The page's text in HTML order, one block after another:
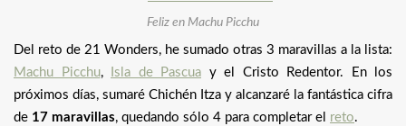
Feliz en Machu Picchu
Del reto de 21 Wonders, he sumado otras 3 maravillas a la lista:
Machu Picchu, Isla de Pascua y el Cristo Redentor. En los
próximos días, sumaré Chichén Itza y alcanzaré la fantástica cifra
de 17 maravillas, quedando sólo 4 para completar el reto.